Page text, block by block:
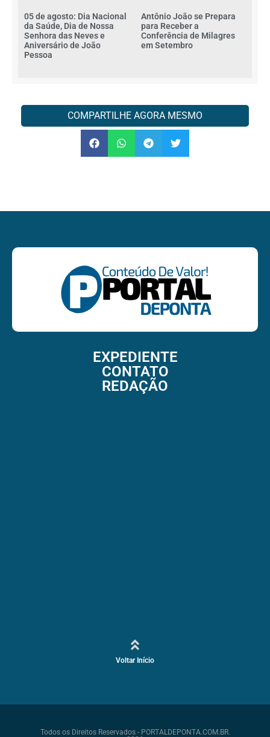
05 de agosto: Dia Nacional
da Saúde, Dia de Nossa
Senhora das Neves e
Aniversário de João
Pessoa
Antônio João se Prepara
para Receber a
Conferência de Milagres
em Setembro
COMPARTILHE AGORA MESMO
EXPEDIENTE
CONTATO
REDAÇÃO
Voltar Início
Todos os Direitos Reservados - PORTALDEPONTA.COM.BR.